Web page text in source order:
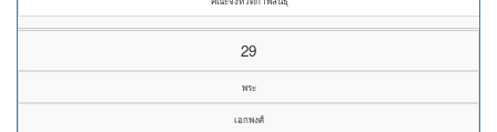
29
พระ
เอกพงศ์